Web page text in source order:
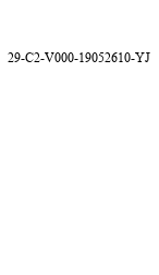
29-C2-V000-19052610-YJ